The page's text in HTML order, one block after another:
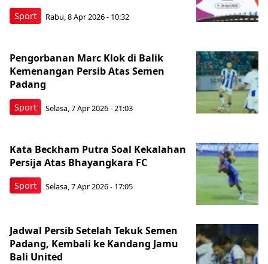
Sport Rabu, 8 Apr 2026 - 10:32
Sport
Pengorbanan Marc Klok di Balik
Kemenangan Persib Atas Semen
Padang
Selasa, 7 Apr 2026 - 21:03
Sport
Kata Beckham Putra Soal Kekalahan
Persija Atas Bhayangkara FC
Selasa, 7 Apr 2026 - 17:05
Jadwal Persib Setelah Tekuk Semen
Padang, Kembali ke Kandang Jamu
Bali United